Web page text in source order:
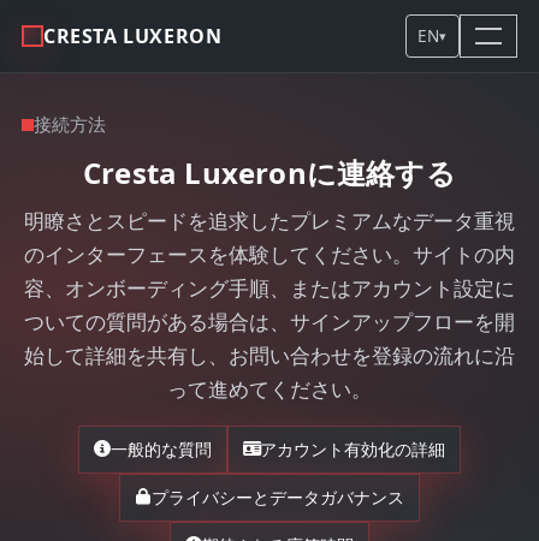
CRESTA LUXERON EN▾
接続方法
Cresta Luxeronに連絡する
明瞭さとスピードを追求したプレミアムなデータ重視
のインターフェースを体験してください。サイトの内
容、オンボーディング手順、またはアカウント設定に
ついての質問がある場合は、サインアップフローを開
始して詳細を共有し、お問い合わせを登録の流れに沿
って進めてください。
一般的な質問 アカウント有効化の詳細
プライバシーとデータガバナンス